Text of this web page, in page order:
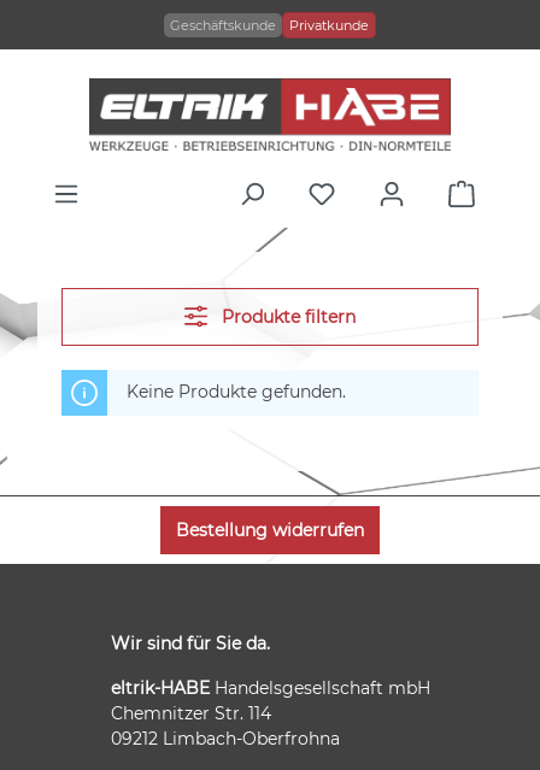
Geschäftskunde Privatkunde
Produkte filtern
Keine Produkte gefunden.
Bestellung widerrufen
Wir sind für Sie da.
eltrik-HABEHandelsgesellschaft mbH
Chemnitzer Str. 114
09212 Limbach-Oberfrohna